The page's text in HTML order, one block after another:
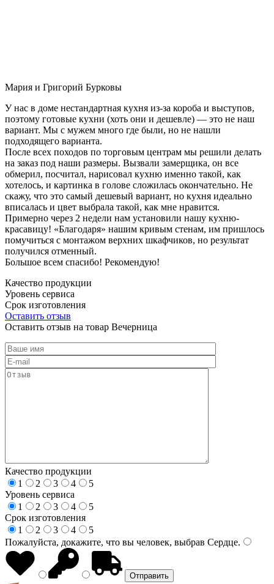
Мария и Григорий Бурковы
У нас в доме нестандартная кухня из-за короба и выступов,
поэтому готовые кухни (хоть они и дешевле) — это не наш
вариант. Мы с мужем много где были, но не нашли
подходящего варианта.
После всех походов по торговым центрам мы решили делать
на заказ под наши размеры. Вызвали замерщика, он все
обмерил, посчитал, нарисовал кухню именно такой, как
хотелось, и картинка в голове сложилась окончательно. Не
скажу, что это самый дешевый вариант, но кухня идеально
вписалась и цвет выбрала такой, как мне нравится.
Примерно через 2 недели нам установили нашу кухню-
красавицу! «Благодаря» нашим кривым стенам, им пришлось
помучиться с монтажом верхних шкафчиков, но результат
получился отменный.
Большое всем спасибо! Рекомендую!
Качество продукции
Уровень сервиса
Срок изготовления
Оставить отзыв
Оставить отзыв на товар Вечерница
Качество продукции
1
2 3 4
5
Уровень сервиса
1
2 3 4
5
Срок изготовления
1
2 3 4
5
Пожалуйста, докажите, что вы человек, выбрав Сердце.